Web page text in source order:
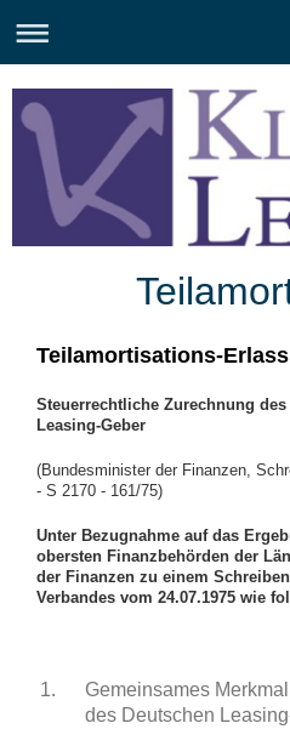
Teilamortisations-
Steuerrechtliche Zurechnung
Leasing-Geber
(Bundesminister der Finanzen,
- S 2170 - 161/75)
Unter Bezugnahme auf das
obersten Finanzbehörden der
der Finanzen zu einem
Verbandes vom 24.07.1975 wie
Gemeinsames
des Deutschen